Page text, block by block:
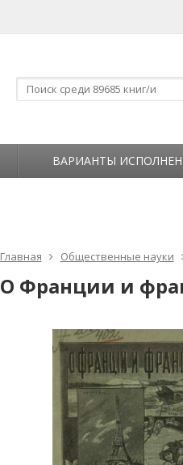
ВАРИАНТЫ
Главная Общественные науки
О Франции и